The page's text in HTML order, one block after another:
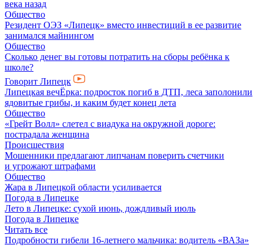
века назад
Общество
Резидент ОЭЗ «Липецк» вместо инвестиций в ее развитие
занимался майнингом
Общество
Сколько денег вы готовы потратить на сборы ребёнка к
школе?
Говорит Липецк
Липецкая вечЁрка: подросток погиб в ДТП, леса заполонили
ядовитые грибы, и каким будет конец лета
Общество
«Грейт Волл» слетел с виадука на окружной дороге:
пострадала женщина
Происшествия
Мошенники предлагают липчанам поверить счетчики
и угрожают штрафами
Общество
Жара в Липецкой области усиливается
Погода в Липецке
Лето в Липецке: сухой июнь, дождливый июль
Погода в Липецке
Читать все
Подробности гибели 16-летнего мальчика: водитель «ВАЗа»